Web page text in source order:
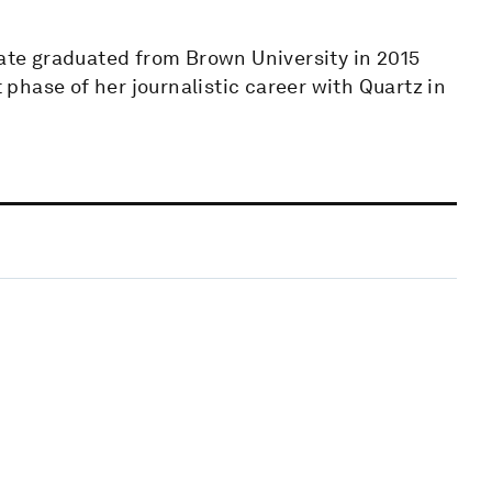
graduated from Brown University in 2015
of her journalistic career with Quartz in